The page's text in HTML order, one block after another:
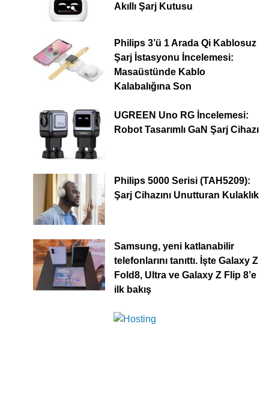
Akıllı Şarj Kutusu
Philips 3’ü 1 Arada Qi Kablosuz
Şarj İstasyonu İncelemesi:
Masaüstünde Kablo
Kalabalığına Son
UGREEN Uno RG İncelemesi:
Robot Tasarımlı GaN Şarj Cihazı
Philips 5000 Serisi (TAH5209):
Şarj Cihazını Unutturan Kulaklık
Samsung, yeni katlanabilir
telefonlarını tanıttı. İşte Galaxy Z
Fold8, Ultra ve Galaxy Z Flip 8’e
ilk bakış